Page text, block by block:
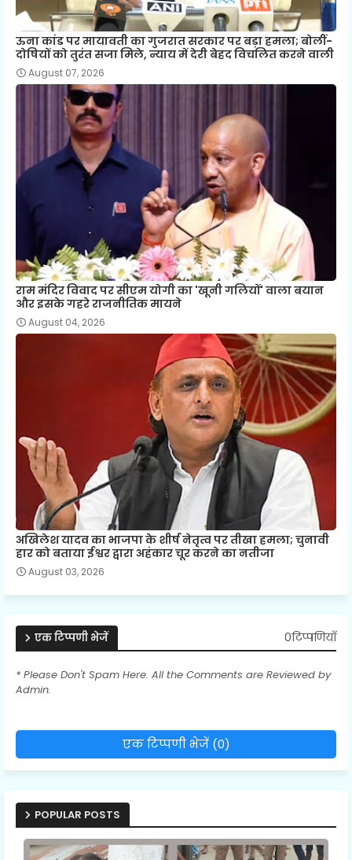
ऊना कांड पर मायावती का गुजरात सरकार पर बड़ा हमला; बोलीं-
दोषियों को तुरंत सजा मिले, न्याय में देरी बेहद विचलित करने वाली
August 07, 2026
राम मंदिर विवाद पर सीएम योगी का 'खूनी गलियों' वाला बयान
और इसके गहरे राजनीतिक मायने
August 04, 2026
अखिलेश यादव का भाजपा के शीर्ष नेतृत्व पर तीखा हमला; चुनावी
हार को बताया ईश्वर द्वारा अहंकार चूर करने का नतीजा
August 03, 2026
एक टिप्पणी भेजें 0टिप्पणियाँ
* Please Don't Spam Here. All the Comments are Reviewed by
Admin.
एक टिप्पणी भेजें (0)
POPULAR POSTS